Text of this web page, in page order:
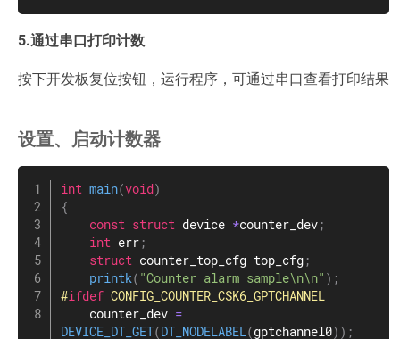
5.通过串口打印计数
按下开发板复位按钮，运行程序，可通过串口查看打印结果
设置、启动计数器
int main(void)
{
const struct device *counter_dev ;
int err ;
struct counter_top_cfg top_cfg ;
printk( "Counter alarm sample\n\n" ) ;
#ifdef CONFIG_COUNTER_CSK6_GPTCHANNEL
    counter_dev
=
DEVICE_DT_GET(DT_NODELABEL(gptchannel0) ) ;